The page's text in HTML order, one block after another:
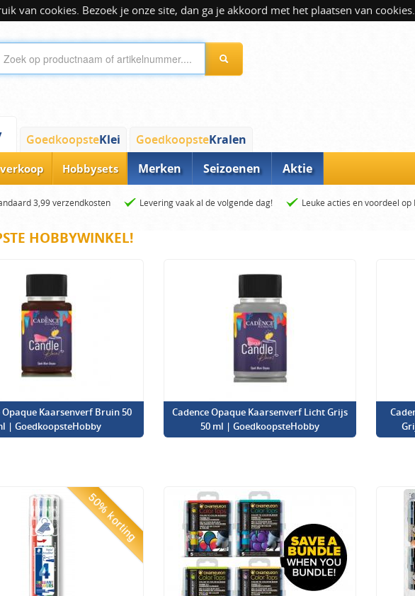
van cookies. Bezoek je onze site, dan ga je akkoord met het plaatsen van cookies.
GoedkoopsteKlei GoedkoopsteKralen
Hobbysets Merken Seizoenen Aktie
3,99 verzendkosten Levering vaak al de volgende dag! Leuke acties en voordeel op
HOBBYWINKEL!
Opaque Kaarsenverf Bruin 50
| GoedkoopsteHobby
Cadence Opaque Kaarsenverf Licht Grijs
50 ml | GoedkoopsteHobby
50% korting